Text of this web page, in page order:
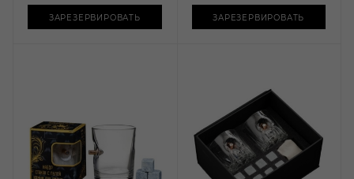
ЗАРЕЗЕРВИРОВАТЬ ЗАРЕЗЕРВИРОВАТЬ